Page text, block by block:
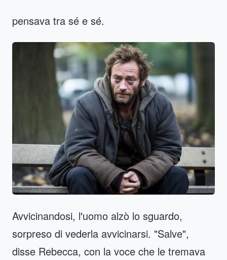
pensava tra sé e sé.
Avvicinandosi, l'uomo alzò lo sguardo,
sorpreso di vederla avvicinarsi. "Salve",
disse Rebecca, con la voce che le tremava